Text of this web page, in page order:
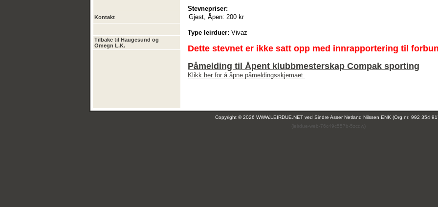
Kontakt
Tilbake til Haugesund og
Omegn L.K.
Stevnepriser:
Gjest, Åpen: 200 kr
Type leirduer: Vivaz
Dette stevnet er ikke satt opp med innrapportering til
Påmelding til Åpent klubbmesterskap Compak sporting
Klikk her for å åpne påmeldingsskjemaet.
Copyright © 2026 WWW.LEIRDUE.NET ved Sindre Asser Netland Nilssen ENK (Org.nr: 992 354
(leirdue-web-76c49c557b-5zcqw)